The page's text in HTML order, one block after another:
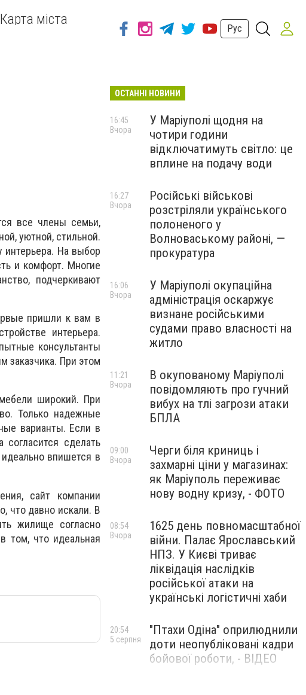
Карта міста
Рус
все члены семьи,
уютной, стильной.
интерьера. На выбор
и комфорт. Многие
подчеркивают
пришли к вам в
интерьера.
консультанты
заказчика. При этом
широкий. При
Только надежные
варианты. Если в
сделать
впишется в
сайт компании
что давно искали. В
жилище согласно
том, что идеальная
ОСТАННІ НОВИНИ
У Маріуполі щодня на
чотири години
відключатимуть світло: це
вплине на подачу води
16:45
Вчора
Російські військові
розстріляли українського
полоненого у
Волноваському районі, —
прокуратура
16:27
Вчора
У Маріуполі окупаційна
адміністрація оскаржує
визнане російськими
судами право власності на
житло
16:06
Вчора
В окупованому Маріуполі
повідомляють про гучний
вибух на тлі загрози атаки
БПЛА
11:21
Вчора
Черги біля криниць і
захмарні ціни у магазинах:
як Маріуполь переживає
нову водну кризу, - ФОТО
09:00
Вчора
1625 день повномасштабної
війни. Палає Ярославський
НПЗ. У Києві триває
ліквідація наслідків
російської атаки на
українські логістичні хаби
08:54
Вчора
"Птахи Одіна" оприлюднили
доти неопубліковані кадри
бойової роботи, - ВІДЕО
20:54
5 серпня